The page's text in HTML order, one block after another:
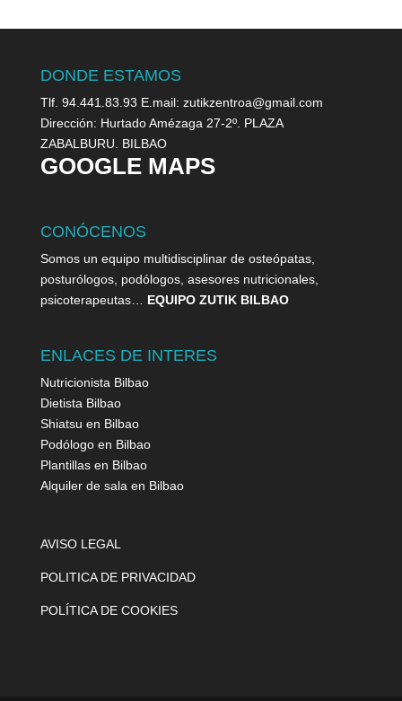
DONDE ESTAMOS
Tlf. 94.441.83.93 E.mail: zutikzentroa@gmail.com
Dirección: Hurtado Amézaga 27-2º. PLAZA
ZABALBURU. BILBAO
GOOGLE MAPS
CONÓCENOS
Somos un equipo multidisciplinar de osteópatas,
posturólogos, podólogos, asesores nutricionales,
psicoterapeutas… EQUIPO ZUTIK BILBAO
ENLACES DE INTERES
Nutricionista Bilbao
Dietista Bilbao
Shiatsu en Bilbao
Podólogo en Bilbao
Plantillas en Bilbao
Alquiler de sala en Bilbao
AVISO LEGAL
POLITICA DE PRIVACIDAD
POLÍTICA DE COOKIES